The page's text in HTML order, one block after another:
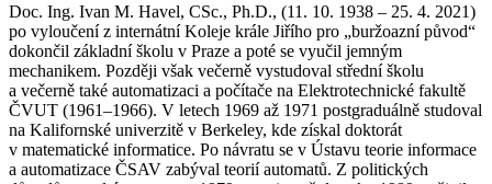
Doc. Ing. Ivan M. Havel, CSc., Ph.D., (11. 10. 1938 – 25. 4. 2021)
po vyloučení z internátní Koleje krále Jiřího pro „buržoazní původ“
dokončil základní školu v Praze a poté se vyučil jemným
mechanikem. Později však večerně vystudoval střední školu
a večerně také automatizaci a počítače na Elektrotechnické fakultě
ČVUT (1961–1966). V letech 1969 až 1971 postgraduálně studoval
na Kalifornské univerzitě v Berkeley, kde získal doktorát
v matematické informatice. Po návratu se v Ústavu teorie informace
a automatizace ČSAV zabýval teorií automatů. Z politických